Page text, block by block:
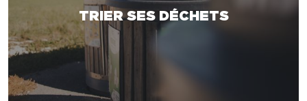
TRIER SES DÉCHETS